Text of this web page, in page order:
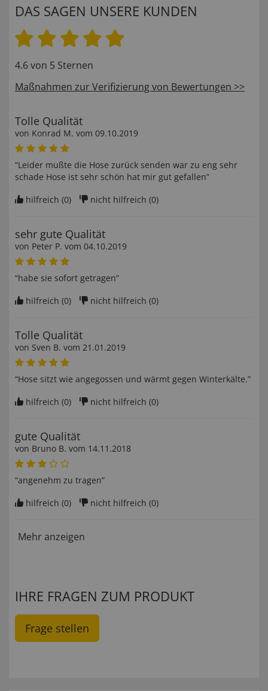
DAS SAGEN UNSERE KUNDEN
4.6 von 5 Sternen
Maßnahmen zur Verifizierung von Bewertungen >>
Tolle Qualität
von Konrad M. vom 09.10.2019
“Leider mußte die Hose zurück senden war zu eng sehr
schade Hose ist sehr schön hat mir gut gefallen”
hilfreich (0) nicht hilfreich (0)
sehr gute Qualität
von Peter P. vom 04.10.2019
“habe sie sofort getragen”
hilfreich (0) nicht hilfreich (0)
Tolle Qualität
von Sven B. vom 21.01.2019
“Hose sitzt wie angegossen und wärmt gegen Winterkälte.”
hilfreich (0) nicht hilfreich (0)
gute Qualität
von Bruno B. vom 14.11.2018
“angenehm zu tragen”
hilfreich (0) nicht hilfreich (0)
Mehr anzeigen
IHRE FRAGEN ZUM PRODUKT
Frage stellen